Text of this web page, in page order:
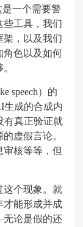
是一个需要警
些工具，我们
架，以及我们
角色以及如何
speech）的
成的合成内
有真正验证就
虚假言论。
核等等，但
这个现象。就
才能形成并成
论是假的还